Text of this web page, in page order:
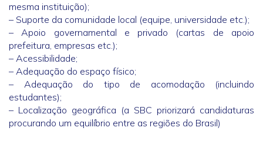
mesma instituição);
– Suporte da comunidade local (equipe, universidade etc.);
– Apoio governamental e privado (cartas de apoio
prefeitura, empresas etc.);
– Acessibilidade;
– Adequação do espaço físico;
– Adequação do tipo de acomodação (incluindo
estudantes);
– Localização geográfica (a SBC priorizará candidaturas
procurando um equilíbrio entre as regiões do Brasil)